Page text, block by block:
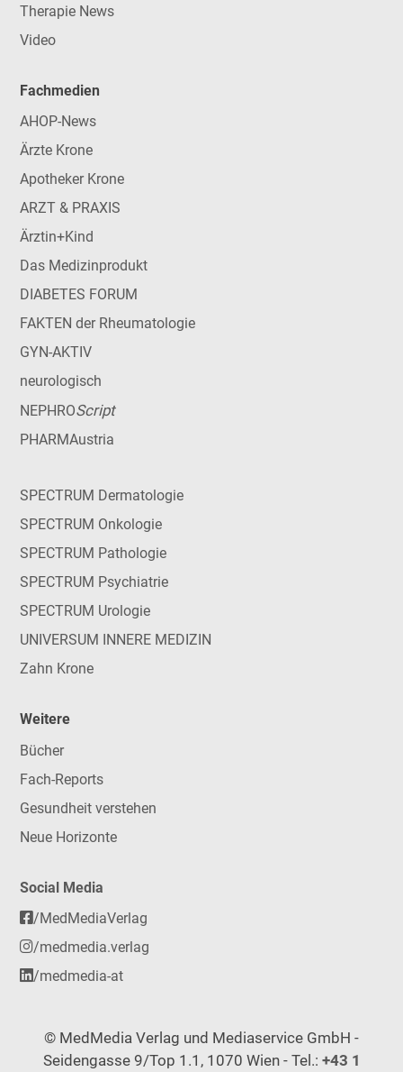
Therapie News
Video
Fachmedien
AHOP-News
Ärzte Krone
Apotheker Krone
ARZT & PRAXIS
Ärztin+Kind
Das Medizinprodukt
DIABETES FORUM
FAKTEN der Rheumatologie
GYN-AKTIV
neurologisch
NEPHROScript
PHARMAustria
SPECTRUM Dermatologie
SPECTRUM Onkologie
SPECTRUM Pathologie
SPECTRUM Psychiatrie
SPECTRUM Urologie
UNIVERSUM INNERE MEDIZIN
Zahn Krone
Weitere
Bücher
Fach-Reports
Gesundheit verstehen
Neue Horizonte
Social Media
/MedMediaVerlag
/medmedia.verlag
/medmedia-at
© MedMedia Verlag und Mediaservice GmbH -
Seidengasse 9/Top 1.1, 1070 Wien - Tel.: +43 1